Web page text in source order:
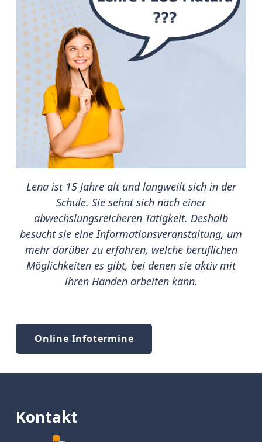
Lena ist 15 Jahre alt und langweilt sich in der
Schule. Sie sehnt sich nach einer
abwechslungsreicheren Tätigkeit. Deshalb
besucht sie eine Informationsveranstaltung, um
mehr darüber zu erfahren, welche beruflichen
Möglichkeiten es gibt, bei denen sie aktiv mit
ihren Händen arbeiten kann.
Online Infotermine
Kontakt